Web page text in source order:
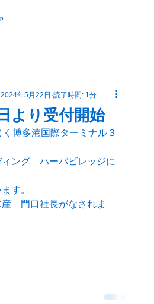
より受付開始
2024年5月22日 読了時間: 1分
博多港国際ターミナル３
ング　ハーバビレッジに
す。
　門口社長がなされま